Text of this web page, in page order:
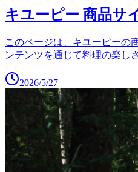
キユーピー 商品サ
このページは、キユーピーの
ンテンツを通じて料理の楽し
2026/5/27